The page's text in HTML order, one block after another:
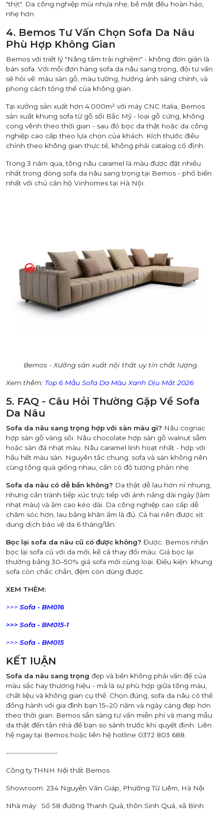
"thịt". Da công nghiệp mùi nhựa nhẹ, bề mặt đều hoàn hảo,
nhẹ hơn.
4. Bemos Tư Vấn Chọn Sofa Da Nâu
Phù Hợp Không Gian
Bemos với triết lý "Nâng tầm trải nghiệm" - không đơn giản là
bán sofa. Với mỗi đơn hàng sofa da nâu sang trọng, đội tư vấn
sẽ hỏi về: màu sàn gỗ, màu tường, hướng ánh sáng chính, và
phong cách tổng thể của không gian.
Tại xưởng sản xuất hơn 4.000m² với máy CNC Italia, Bemos
sản xuất khung sofa từ gỗ sồi Bắc Mỹ - loại gỗ cứng, không
cong vênh theo thời gian - sau đó bọc da thật hoặc da công
nghiệp cao cấp theo lựa chọn của khách. Kích thước điều
chỉnh theo không gian thực tế, không phải catalog cố định.
Trong 3 năm qua, tông nâu caramel là màu được đặt nhiều
nhất trong dòng sofa da nâu sang trọng tại Bemos - phổ biến
nhất với chủ căn hộ Vinhomes tại Hà Nội.
Bemos - Xưởng sản xuất nội thất uy tín chất lượng
Xem thêm: Top 6 Mẫu Sofa Da Màu Xanh Dịu Mắt 2026
5. FAQ - Câu Hỏi Thường Gặp Về Sofa
Da Nâu
Sofa da nâu sang trọng hợp với sàn màu gì? Nâu cognac
hợp sàn gỗ vàng sồi. Nâu chocolate hợp sàn gỗ walnut sẫm
hoặc sàn đá nhạt màu. Nâu caramel linh hoạt nhất - hợp với
hầu hết màu sàn. Nguyên tắc chung: sofa và sàn không nên
cùng tông quá giống nhau, cần có độ tương phản nhẹ.
Sofa da nâu có dễ bẩn không? Da thật dễ lau hơn nỉ nhung,
nhưng cần tránh tiếp xúc trực tiếp với ánh nắng dài ngày (làm
nhạt màu) và ẩm cao kéo dài. Da công nghiệp cao cấp dễ
chăm sóc hơn, lau bằng khăn ẩm là đủ. Cả hai nên được xịt
dung dịch bảo vệ da 6 tháng/lần.
Bọc lại sofa da nâu cũ có được không? Được. Bemos nhận
bọc lại sofa cũ với da mới, kể cả thay đổi màu. Giá bọc lại
thường bằng 30–50% giá sofa mới cùng loại. Điều kiện: khung
sofa còn chắc chắn, đệm còn dùng được.
XEM THÊM:
>>> Sofa - BM016
>>> Sofa - BM015-1
>>> Sofa - BM015
KẾT lUẬN
Sofa da nâu sang trọng đẹp và bền không phải vấn đề của
màu sắc hay thương hiệu - mà là sự phù hợp giữa tông màu,
chất liệu và không gian cụ thể. Chọn đúng, sofa da nâu có thể
đồng hành với gia đình bạn 15–20 năm và ngày càng đẹp hơn
theo thời gian. Bemos sẵn sàng tư vấn miễn phí và mang mẫu
da thật đến tận nhà để bạn so sánh trước khi quyết định. Liên
hệ ngay tại Bemos hoặc liên hệ hotline 0372 803 688.
---------------------
Công ty THNH Nội thất Bemos
Showroom: 234 Nguyễn Văn Giáp, Phường Từ Liêm, Hà Nội
Nhà máy: Số 58 đường Thanh Quả, thôn Sinh Quả, xã Bình